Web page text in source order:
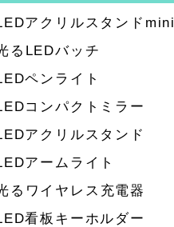
アクリルスタンドmini
るLEDバッチ
ペンライト
コンパクトミラー
アクリルスタンド
アームライト
るワイヤレス充電器
看板キーホルダー